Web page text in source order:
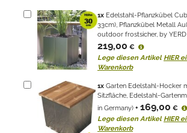
1x Edelstahl-Pflanzkübel
33cm), Pflanzkübel Metall
outdoor frostsicher, by
219,00 €
Lege diesen Artikel HIER
Warenkorb
1x Garten Edelstahl-Hocker
Sitzfläche, Edelstahl-
in Germany) + 169,00 €
Lege diesen Artikel HIER
Warenkorb